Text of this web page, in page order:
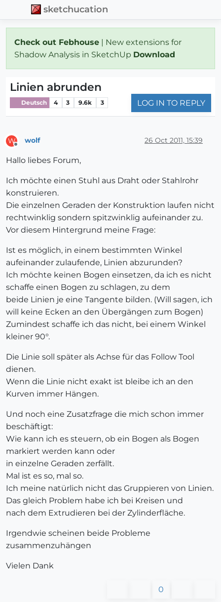
sketchucation
Check out Febhouse | New extensions for
Shadow Analysis in SketchUp Download
Linien abrunden
Deutsch 4 3 9.6k 3 LOG IN TO REPLY
W wolf 26 Oct 2011, 15:39
Hallo liebes Forum,
Ich möchte einen Stuhl aus Draht oder Stahlrohr
konstruieren.
Die einzelnen Geraden der Konstruktion laufen nicht
rechtwinklig sondern spitzwinklig aufeinander zu.
Vor diesem Hintergrund meine Frage:
Ist es möglich, in einem bestimmten Winkel
aufeinander zulaufende, Linien abzurunden?
Ich möchte keinen Bogen einsetzen, da ich es nicht
schaffe einen Bogen zu schlagen, zu dem
beide Linien je eine Tangente bilden. (Will sagen, ich
will keine Ecken an den Übergängen zum Bogen)
Zumindest schaffe ich das nicht, bei einem Winkel
kleiner 90°.
Die Linie soll später als Achse für das Follow Tool
dienen.
Wenn die Linie nicht exakt ist bleibe ich an den
Kurven immer Hängen.
Und noch eine Zusatzfrage die mich schon immer
beschäftigt:
Wie kann ich es steuern, ob ein Bogen als Bogen
markiert werden kann oder
in einzelne Geraden zerfällt.
Mal ist es so, mal so.
Ich meine natürlich nicht das Gruppieren von Linien.
Das gleich Problem habe ich bei Kreisen und
nach dem Extrudieren bei der Zylinderfläche.
Irgendwie scheinen beide Probleme
zusammenzuhängen
Vielen Dank
0